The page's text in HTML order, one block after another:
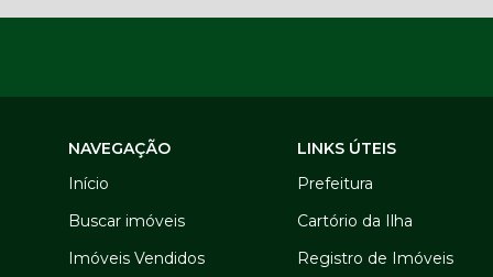
NAVEGAÇÃO
Início
Buscar imóveis
Imóveis Vendidos
LINKS ÚTEIS
Prefeitura
Cartório da Ilha
Registro de Imóveis